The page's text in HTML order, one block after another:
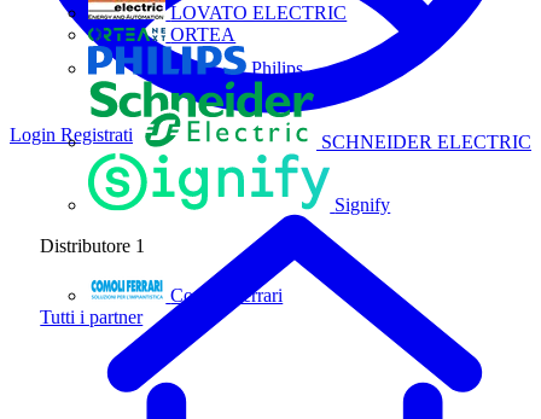
LOVATO ELECTRIC
ORTEA
Philips
SCHNEIDER ELECTRIC
Signify
Distributore 1
Comoli Ferrari
Tutti i partner
Login Registrati